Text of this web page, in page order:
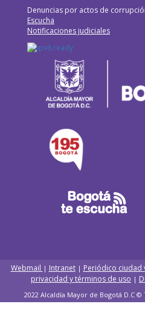
WhatsApp
Denuncias por actos de
Escucha
Notificaciones judiciales
Webmail | Intranet| Periódico ciudad
privacidad y términos de uso |
2022 Alcaldía Mayor de Bogotá D.C